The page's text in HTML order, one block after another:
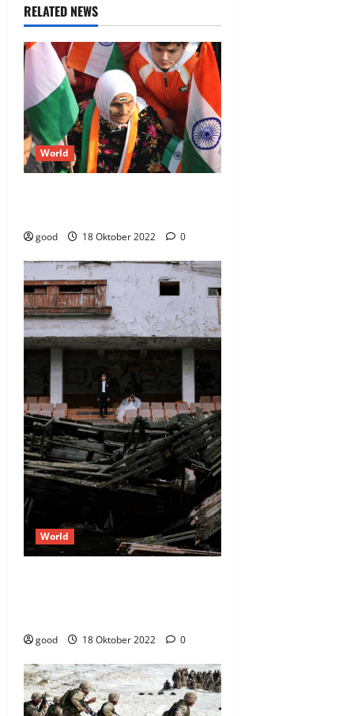
RELATED NEWS
World
good 18 Oktober 2022 0
World
good 18 Oktober 2022 0